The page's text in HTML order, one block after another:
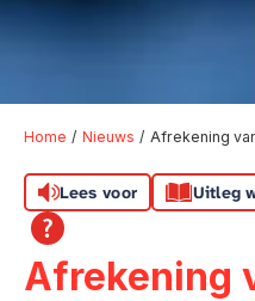
Home Nieuws Afrekening
Lees voor Uitleg
Afrekening